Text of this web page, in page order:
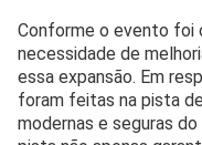
Conforme o evento foi
necessidade de
essa expansão. Em
foram feitas na pista
modernas e seguras